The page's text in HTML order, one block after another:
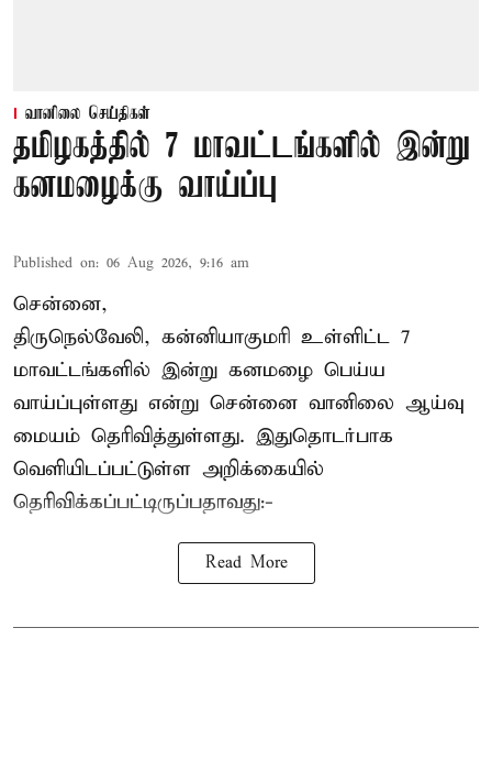
வானிலை செய்திகள்
தமிழகத்தில் 7 மாவட்டங்களில் இன்று
கனமழைக்கு வாய்ப்பு
Published on: 06 Aug 2026, 9:16 am
சென்னை,
திருநெல்வேலி, கன்னியாகுமரி உள்ளிட்ட 7
மாவட்டங்களில் இன்று கனமழை பெய்ய
வாய்ப்புள்ளது என்று சென்னை வானிலை ஆய்வு
மையம் தெரிவித்துள்ளது. இதுதொடர்பாக
வெளியிடப்பட்டுள்ள அறிக்கையில்
தெரிவிக்கப்பட்டிருப்பதாவது:-
Read More